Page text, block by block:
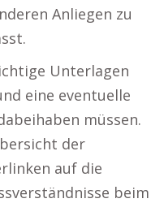
Anliegen zu
Unterlagen
eine eventuelle
müssen.
der
auf die
beim